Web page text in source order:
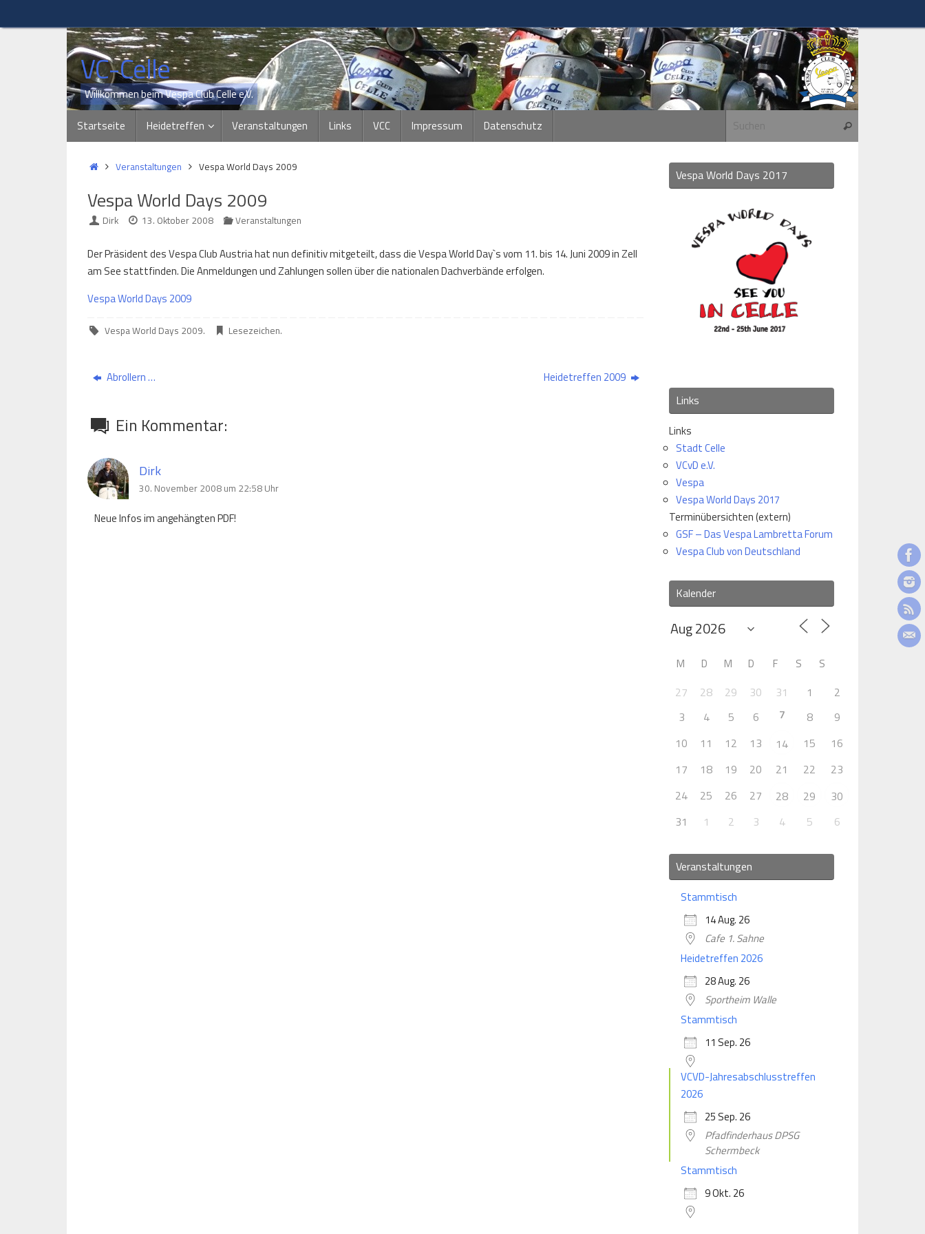
Inhalt
VC-Celle
Willkommen beim Vespa Club Celle e.V.
Inhalt
springen
Startseite Heidetreffen Veranstaltungen Links VCC Impressum Datenschutz Suchen
StartVeranstaltungen Vespa World Days 2009
Vespa World Days 2009
Dirk 13. Oktober 2008 Veranstaltungen
Der Präsident des Vespa Club Austria hat nun definitiv mitgeteilt, dass die Vespa World Day`s vom 11. bis 14. Juni 2009 in Zell
am See stattfinden. Die Anmeldungen und Zahlungen sollen über die nationalen Dachverbände erfolgen.
Vespa World Days 2009
Vespa World Days 2009. Lesezeichen.
Abrollern … Heidetreffen 2009
Ein Kommentar:
Dirk
30. November 2008 um 22:58 Uhr
Neue Infos im angehängten PDF!
Vespa World Days 2017
Links
Links
Stadt Celle
VCvD e.V.
Vespa
Vespa World Days 2017
Terminübersichten (extern)
GSF – Das Vespa Lambretta Forum
Vespa Club von Deutschland
Kalender
M D M D F S S
27 28 29 30 31 1
2
3
4 5 6 7 8
9
10
11 12 13 14 15
16
17
18 19 20 21 22
23
24
25 26 27 28 29
30
31
1 2 3 4 5 6
Veranstaltungen
Stammtisch
14 Aug. 26
Cafe 1. Sahne
Heidetreffen 2026
28 Aug. 26
Sportheim Walle
Stammtisch
11 Sep. 26
VCVD-Jahresabschlusstreffen
2026
25 Sep. 26
Pfadfinderhaus DPSG
Schermbeck
Stammtisch
9 Okt. 26